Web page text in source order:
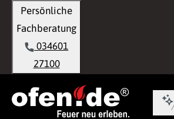
Zur Hauptnavigation springen
Persönliche
Fachberatung
034601
27100